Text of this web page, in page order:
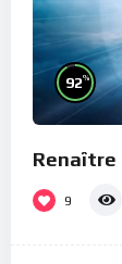
92%
Renaître
9